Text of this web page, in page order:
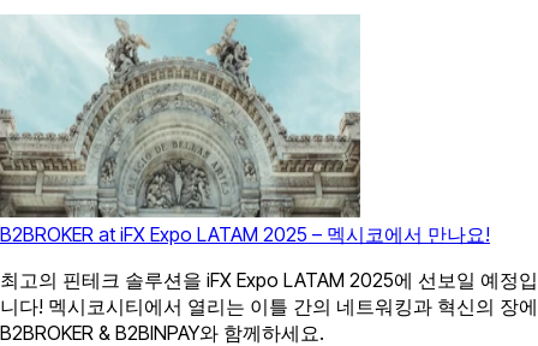
B2BROKER at iFX Expo LATAM 2025 – 멕시코에서 만나요!
최고의 핀테크 솔루션을 iFX Expo LATAM 2025에 선보일 예정입
니다! 멕시코시티에서 열리는 이틀 간의 네트워킹과 혁신의 장에
B2BROKER & B2BINPAY와 함께하세요.